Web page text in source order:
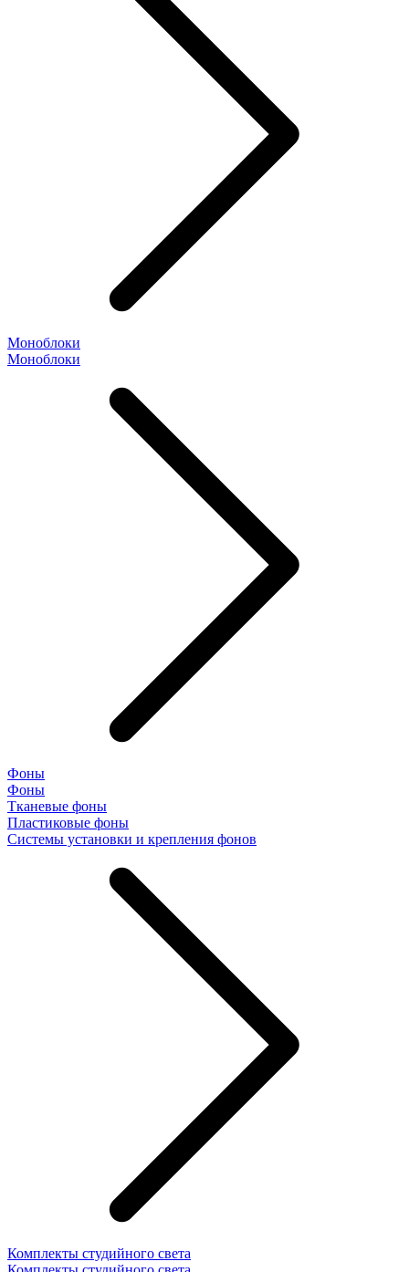
Моноблоки
Моноблоки
Фоны
Фоны
Тканевые фоны
Пластиковые фоны
Системы установки и крепления фонов
Комплекты студийного света